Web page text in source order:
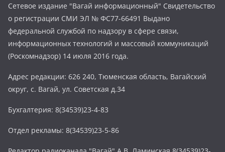
Сетевое издание "Вагай информационный" Свидетельство
о регистрации СМИ ЭЛ № ФС77-66491 Выдано
федеральной службой по надзору в сфере связи,
информационных технологий и массовый коммуникаций
(Роскомнадзор) 14 июля 2016 года.
Адрес редакции: 626 240, Тюменская область, Вагайский
округ, с. Вагай, ул. Советская д.34
Бухгалтерия: 8(34539)23-4-83
Отдел рекламы: 8(34539)23-5-86